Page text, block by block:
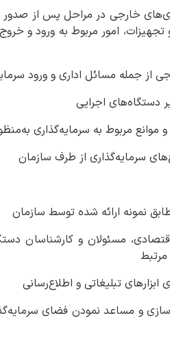
خارجی در مراحل پس از
امور مربوط به ورود و
اقتصادی، مسئولان و کارشناسان
و مساعد نمودن فضای